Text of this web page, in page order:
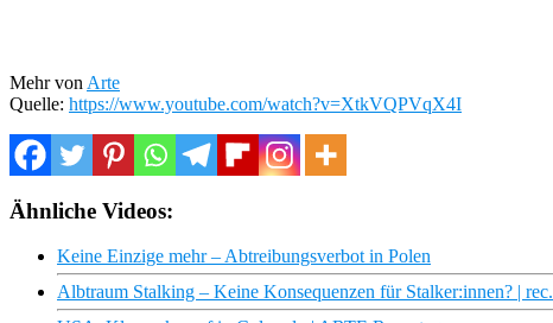
Mehr von Arte
Quelle: https://www.youtube.com/watch?v=XtkVQPVqX4I
Ähnliche Videos:
Keine Einzige mehr – Abtreibungsverbot in Polen
Albtraum Stalking – Keine Konsequenzen für Stalker:innen? |